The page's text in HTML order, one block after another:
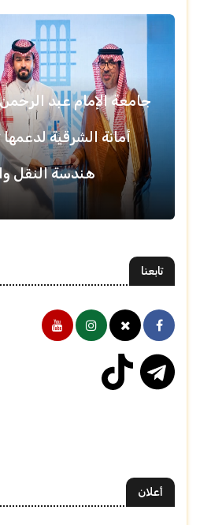
جامعة الإمام عبد
أمانة الشرقية
هندسة النقل
تابعنا
أعلان